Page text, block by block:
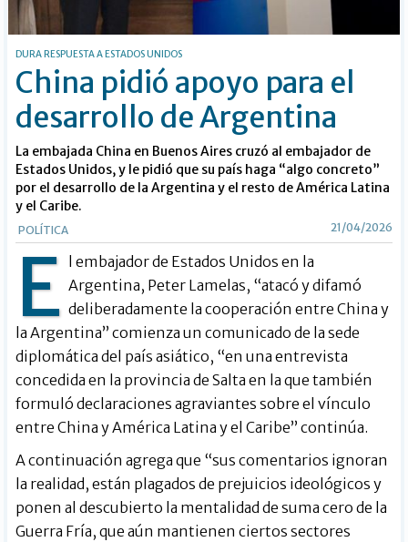
DURA RESPUESTA A ESTADOS UNIDOS
China pidió apoyo para el
desarrollo de Argentina
La embajada China en Buenos Aires cruzó al embajador de
Estados Unidos, y le pidió que su país haga “algo concreto”
por el desarrollo de la Argentina y el resto de América Latina
y el Caribe.
POLÍTICA 21/04/2026
E
l embajador de Estados Unidos en la
Argentina, Peter Lamelas, “atacó y difamó
deliberadamente la cooperación entre China y
la Argentina” comienza un comunicado de la sede
diplomática del país asiático, “en una entrevista
concedida en la provincia de Salta en la que también
formuló declaraciones agraviantes sobre el vínculo
entre China y América Latina y el Caribe” continúa.
A continuación agrega que “sus comentarios ignoran
la realidad, están plagados de prejuicios ideológicos y
ponen al descubierto la mentalidad de suma cero de la
Guerra Fría, que aún mantienen ciertos sectores